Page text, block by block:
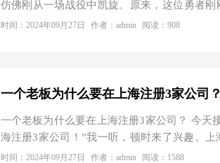
仿佛刚从一场战役中凯旋。原来，这位勇者
曲折、收获之丰富，简直能拍成一部创业版
建筑产业园”提供的免费注册地址服务。这招
时间：2024年09月27日 作者：admin 阅读：908
一个老板为什么要在上海注册3家公司？ 今天
海注册3家公司！”我一听，顿时来了兴趣。
以及国际化程度无疑为企业提供了广阔的发展
时间：2024年09月27日 作者：admin 阅读：1588